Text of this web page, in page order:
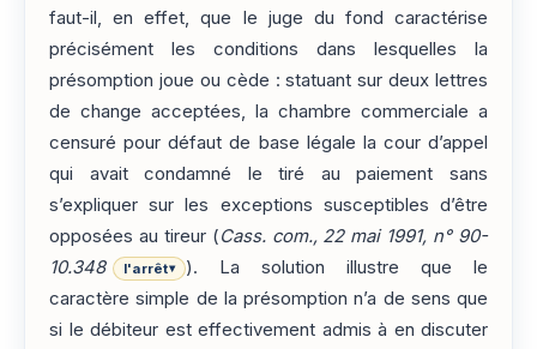
faut-il, en effet, que le juge du fond caractérise
précisément les conditions dans lesquelles la
présomption joue ou cède : statuant sur deux lettres
de change acceptées, la chambre commerciale a
censuré pour défaut de base légale la cour d’appel
qui avait condamné le tiré au paiement sans
s’expliquer sur les exceptions susceptibles d’être
opposées au tireur (Cass. com., 22 mai 1991, n° 90-
10.348
l'arrêt▾
). La solution illustre que le
caractère simple de la présomption n’a de sens que
si le débiteur est effectivement admis à en discuter